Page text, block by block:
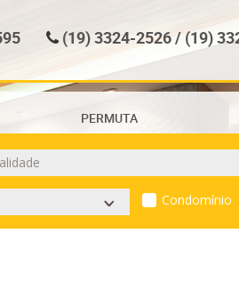
(19) 3324-2526 / (19)
PERMUTA
Condomínio